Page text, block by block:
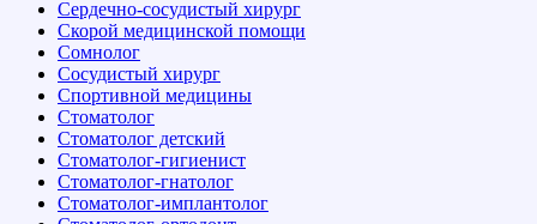
Сердечно-сосудистый хирург
Скорой медицинской помощи
Сомнолог
Сосудистый хирург
Спортивной медицины
Стоматолог
Стоматолог детский
Стоматолог-гигиенист
Стоматолог-гнатолог
Стоматолог-имплантолог